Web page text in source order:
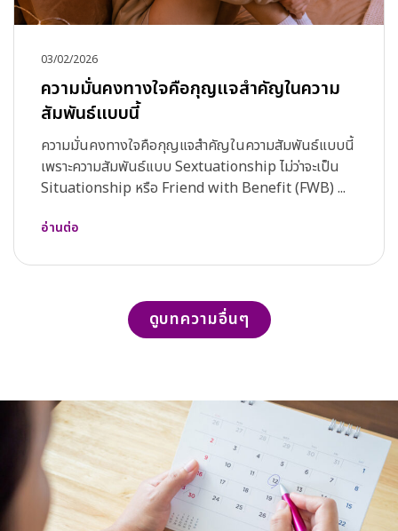
03/02/2026
ความมั่นคงทางใจคือกุญแจสำคัญในความ
สัมพันธ์แบบนี้
ความมั่นคงทางใจคือกุญแจสำคัญในความสัมพันธ์แบบนี้
เพราะความสัมพันธ์แบบ Sextuationship ไม่ว่าจะเป็น
Situationship หรือ Friend with Benefit (FWB) ...
อ่านต่อ
ดูบทความอื่นๆ